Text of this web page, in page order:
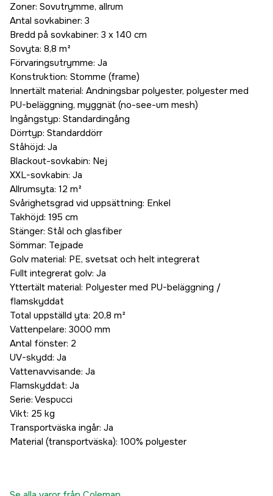
Zoner: Sovutrymme, allrum
Antal sovkabiner: 3
Bredd på sovkabiner: 3 x 140 cm
Sovyta: 8,8 m²
Förvaringsutrymme: Ja
Konstruktion: Stomme (frame)
Innertält material: Andningsbar polyester, polyester med
PU-beläggning, myggnät (no-see-um mesh)
Ingångstyp: Standardingång
Dörrtyp: Standarddörr
Ståhöjd: Ja
Blackout-sovkabin: Nej
XXL-sovkabin: Ja
Allrumsyta: 12 m²
Svårighetsgrad vid uppsättning: Enkel
Takhöjd: 195 cm
Stänger: Stål och glasfiber
Sömmar: Tejpade
Golv material: PE, svetsat och helt integrerat
Fullt integrerat golv: Ja
Yttertält material: Polyester med PU-beläggning /
flamskyddat
Total uppställd yta: 20,8 m²
Vattenpelare: 3000 mm
Antal fönster: 2
UV-skydd: Ja
Vattenavvisande: Ja
Flamskyddat: Ja
Serie: Vespucci
Vikt: 25 kg
Transportväska ingår: Ja
Material (transportväska): 100% polyester